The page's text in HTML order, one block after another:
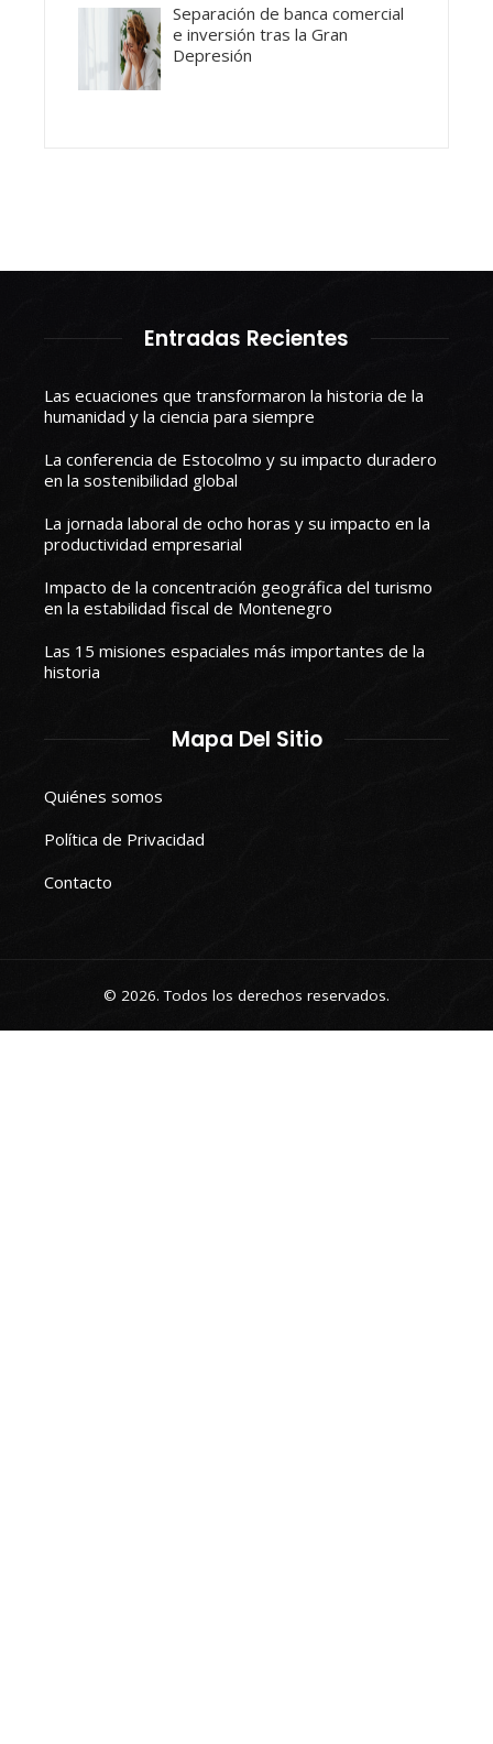
Separación de banca comercial
e inversión tras la Gran
Depresión
Entradas Recientes
Las ecuaciones que transformaron la historia de la
humanidad y la ciencia para siempre
La conferencia de Estocolmo y su impacto duradero
en la sostenibilidad global
La jornada laboral de ocho horas y su impacto en la
productividad empresarial
Impacto de la concentración geográfica del turismo
en la estabilidad fiscal de Montenegro
Las 15 misiones espaciales más importantes de la
historia
Mapa Del Sitio
Quiénes somos
Política de Privacidad
Contacto
© 2026. Todos los derechos reservados.